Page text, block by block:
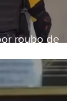
roubo de